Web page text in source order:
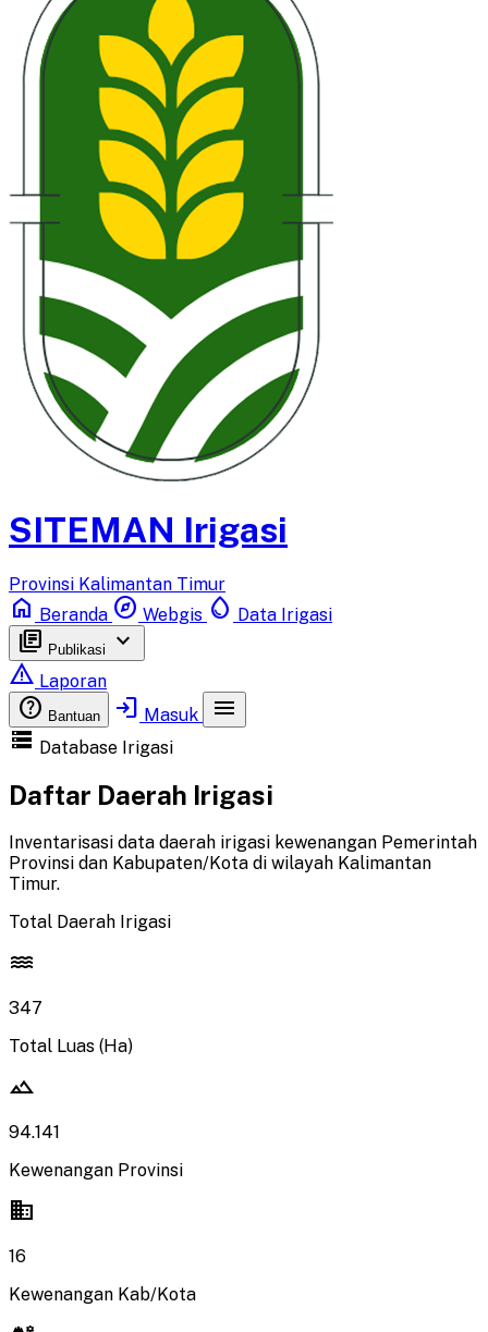
SITEMAN Irigasi
Provinsi Kalimantan Timur
home Beranda explore Webgis water_drop Data Irigasi
library_books Publikasi
keyboard_arrow_down
report_problem Laporan
help Bantuan login Masuk
menu
storage Database Irigasi
Daftar Daerah Irigasi
Inventarisasi data daerah irigasi kewenangan Pemerintah
Provinsi dan Kabupaten/Kota di wilayah Kalimantan
Timur.
Total Daerah Irigasi
water
347
Total Luas (Ha)
landscape
94.141
Kewenangan Provinsi
domain
16
Kewenangan Kab/Kota